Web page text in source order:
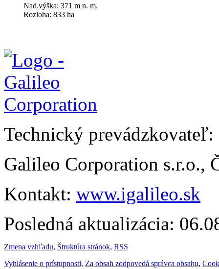
Nad.výška: 371 m n. m.
Rozloha: 833 ha
Technický prevádzkovateľ:
Galileo Corporation s.r.o.,
Kontakt: www.igalileo.sk
Posledná aktualizácia:
Zmena vzhľadu, Štruktúra stránok, RSS
Vyhlásenie o prístupnosti, Za obsah zodpovedá správca obsahu,